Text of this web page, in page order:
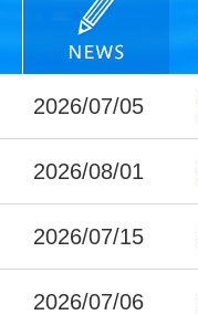
2026/07/05
2026/08/01
2026/07/15
2026/07/06